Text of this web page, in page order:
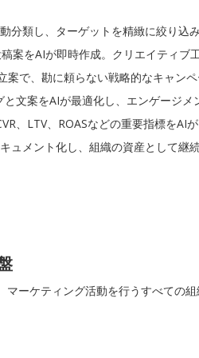
分類し、ターゲットを精緻に絞り込
案をAIが即時作成。クリエイティブ
で、勘に頼らない戦略的なキャン
文案をAIが最適化し、エンゲージメ
、LTV、ROASなどの重要指標をAI
ュメント化し、組織の資産として継
ーケティング活動を行うすべての